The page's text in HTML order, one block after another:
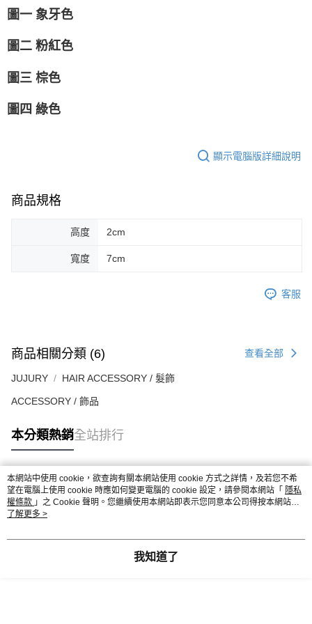
圖一 象牙色
圖二 粉紅色
圖三 棕色
圖四 綠色
顯示電腦版詳細說明
商品規格
高度 2cm
寬度 7cm
客服
商品相關分類 (6) 查看全部
JUJURY HAIR ACCESSORY / 髮飾
ACCESSORY / 飾品
本分類熱銷全站排行
熱門標籤
本網站中使用 cookie，欲查詢有關本網站使用 cookie 方式之詳情，及若您不希
望在電腦上使用 cookie 時應如何變更電腦的 cookie 設定，請參閱本網站「 隱私
權條款 」之 Cookie 聲明。您繼續使用本網站即表示您同意本公司得按本網站使
用條款之 Cookie 聲明使用 cookie。
了解更多 >
我知道了